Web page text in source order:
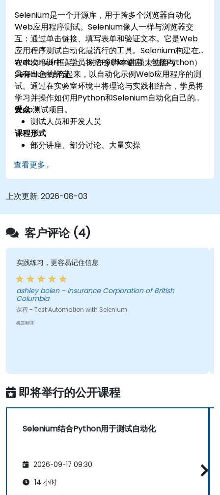
Selenium是一个开源库，用于跨多个浏览器自动化
Web应用程序测试。Selenium像人一样与浏览器交
互：通过单击链接、填写表单和验证文本。它是Web
应用程序测试自动化最流行的工具。Selenium构建在
WebDriver框架上，对许多脚本语言（包括Python）
具有出色的绑定。
在本次培训中，学员将把Python的强大功能与
Selenium结合起来，以自动化示例Web应用程序的测
试。通过在实验室环境中将理论与实践相结合，学员将
学习并操作如何用Python和Selenium自动化自己的
Web测试项目。
受众
测试人员和开发人员
课程形式
部分讲座、部分讨论、大量实操
查看更多...
上次更新: 2026-08-03
客户评论 (4)
实践练习，更容易记住信息
ashley bolen - Insurance Corporation of British
Columbia
课程 - Test Automation with Selenium
机器翻译
即将举行的公开课程
Selenium结合Python用于测试自动化
2026-09-17 09:30
14 小时